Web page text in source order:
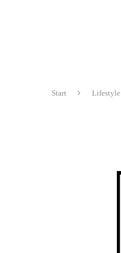
Start Lifestyle